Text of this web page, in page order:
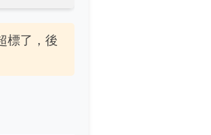
標了，後